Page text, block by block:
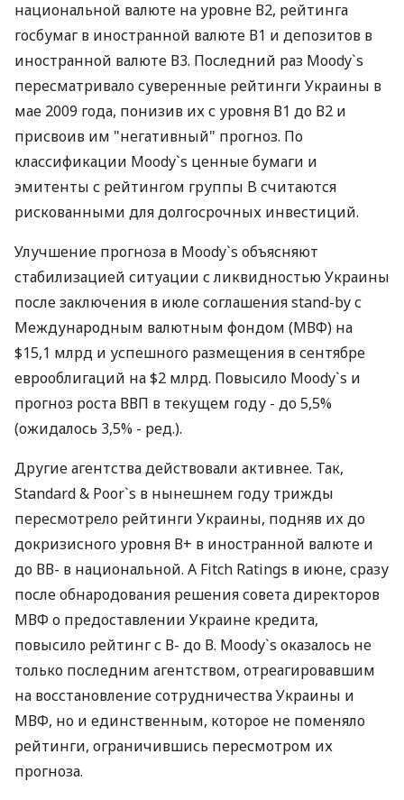
национальной валюте на уровне В2, рейтинга
госбумаг в иностранной валюте В1 и депозитов в
иностранной валюте В3. Последний раз Moody`s
пересматривало суверенные рейтинги Украины в
мае 2009 года, понизив их с уровня В1 до В2 и
присвоив им "негативный" прогноз. По
классификации Moody`s ценные бумаги и
эмитенты с рейтингом группы B считаются
рискованными для долгосрочных инвестиций.
Улучшение прогноза в Moody`s объясняют
стабилизацией ситуации с ликвидностью Украины
после заключения в июле соглашения stand-by с
Международным валютным фондом (МВФ) на
$15,1 млрд и успешного размещения в сентябре
еврооблигаций на $2 млрд. Повысило Moody`s и
прогноз роста ВВП в текущем году - до 5,5%
(ожидалось 3,5% - ред.).
Другие агентства действовали активнее. Так,
Standard & Poor`s в нынешнем году трижды
пересмотрело рейтинги Украины, подняв их до
докризисного уровня В+ в иностранной валюте и
до ВВ- в национальной. А Fitch Ratings в июне, сразу
после обнародования решения совета директоров
МВФ о предоставлении Украине кредита,
повысило рейтинг с В- до В. Moody`s оказалось не
только последним агентством, отреагировавшим
на восстановление сотрудничества Украины и
МВФ, но и единственным, которое не поменяло
рейтинги, ограничившись пересмотром их
прогноза.